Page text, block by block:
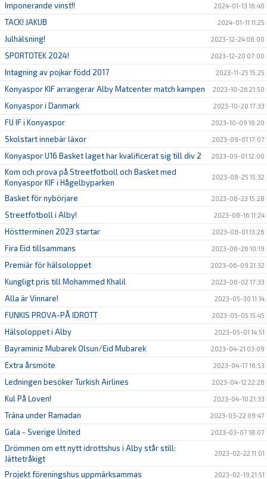
Imponerande vinst!! 2024-01-13 16:40
TACK! JAKUB 2024-01-11 11:25
Julhälsning! 2023-12-24 08:00
SPORTOTEK 2024! 2023-12-20 07:00
Intagning av pojkar född 2017 2023-11-25 15:25
Konyaspor KIF arrangerar Alby Matcenter match kampen 2023-10-26 21:50
Konyaspor i Danmark 2023-10-20 17:33
FU IF i Konyaspor 2023-10-09 16:20
Skolstart innebär läxor 2023-09-01 17:07
Konyaspor U16 Basket laget har kvalificerat sig till div 2 2023-09-01 12:00
Kom och prova på Streetfotboll och Basket med
Konyaspor KIF i Hågelbyparken
2023-08-25 15:32
Basket för nybörjare 2023-08-23 15:28
Streetfotboll i Alby! 2023-08-16 11:24
Höstterminen 2023 startar 2023-08-01 13:26
Fira Eid tillsammans 2023-06-26 10:19
Premiär för hälsoloppet 2023-06-09 21:32
Kungligt pris till Mohammed Khalil 2023-06-02 17:33
Alla är Vinnare! 2023-05-30 11:14
FUNKIS PROVA-PÅ IDROTT 2023-05-05 15:45
Hälsoloppet i Alby 2023-05-01 14:51
Bayraminiz Mubarek Olsun/Eid Mubarek 2023-04-21 03:09
Extra årsmöte 2023-04-17 16:53
Ledningen besöker Turkish Airlines 2023-04-12 22:28
Kul På Loven! 2023-04-10 21:33
Träna under Ramadan 2023-03-22 09:47
Gala - Sverige United 2023-03-07 18:07
Drömmen om ett nytt idrottshus i Alby står still:
Jättetråkigt
2023-02-22 11:01
Projekt föreningshus uppmärksammas 2023-02-19 21:51